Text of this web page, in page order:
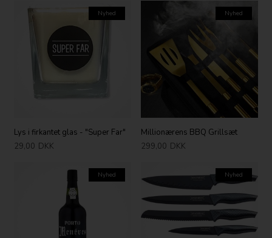
Nyhed
Lys i firkantet glas - "Super Far"
29,00 DKK
Nyhed
Millionærens BBQ Grillsæt
299,00 DKK
Nyhed Nyhed